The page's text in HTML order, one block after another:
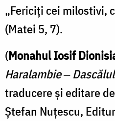
„Fericiţi cei milostivi,
(Matei 5, 7).
(Monahul Iosif
Haralambie‒
traducere și editare
Ștefan Nuțescu,